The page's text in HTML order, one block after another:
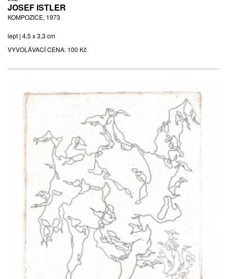
JOSEF ISTLER
KOMPOZICE, 1973
lept | 4,5 x 3,3 cm
VYVOLÁVACÍ CENA: 100 Kč